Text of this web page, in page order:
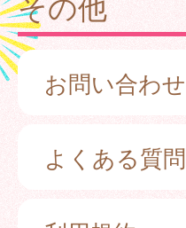
お問い合わせ
よくある質問